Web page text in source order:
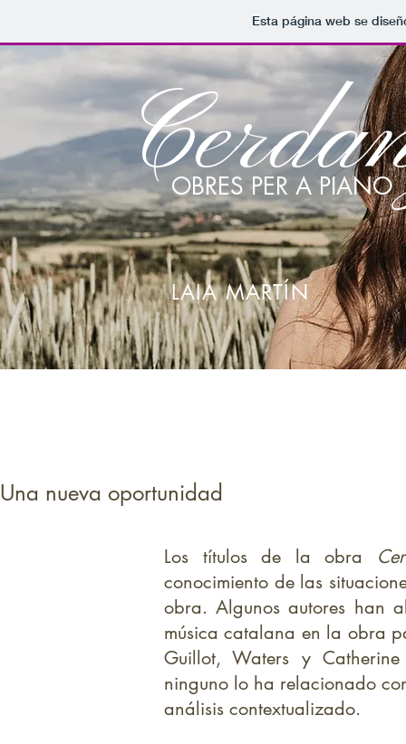
Esta página web se
OBRES PER A PIANO
LAIA MARTÍN
Una nueva oportunidad
Los títulos de la obra
conocimiento de las
obra. Algunos autores han
música catalana en la obra
Guillot, Waters y
ninguno lo ha relacionado
análisis contextualizado.